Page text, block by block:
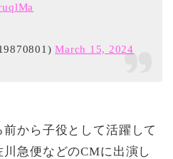
March 15, 2024
から子役として活躍して
急便などのCMに出演し